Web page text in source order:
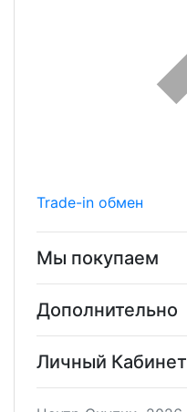
Trade-in обмен
Мы покупаем
Дополнительно
Личный Кабинет